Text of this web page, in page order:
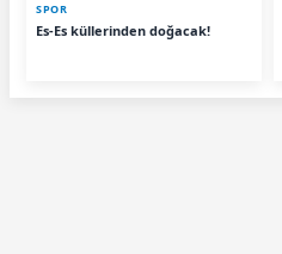
SPOR
Es-Es küllerinden doğacak!